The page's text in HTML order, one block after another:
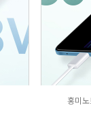
홍미